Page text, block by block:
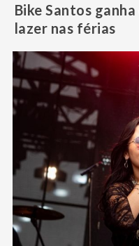
Bike Santos
lazer nas férias